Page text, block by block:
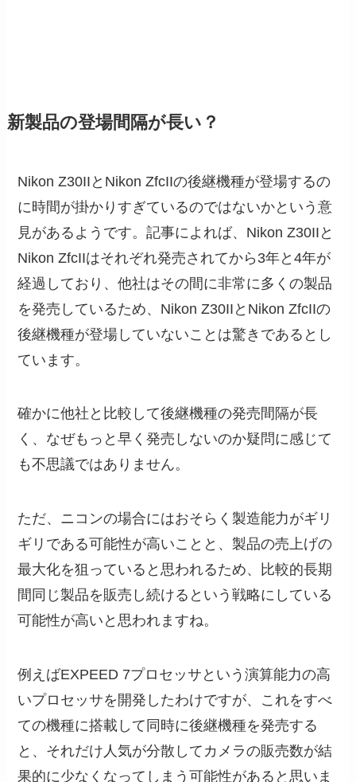
新製品の登場間隔が長い？
Nikon Z30IIとNikon ZfcIIの後継機種が登場するの
に時間が掛かりすぎているのではないかという意
見があるようです。記事によれば、Nikon Z30IIと
Nikon ZfcIIはそれぞれ発売されてから3年と4年が
経過しており、他社はその間に非常に多くの製品
を発売しているため、Nikon Z30IIとNikon ZfcIIの
後継機種が登場していないことは驚きであるとし
ています。
確かに他社と比較して後継機種の発売間隔が長
く、なぜもっと早く発売しないのか疑問に感じて
も不思議ではありません。
ただ、ニコンの場合にはおそらく製造能力がギリ
ギリである可能性が高いことと、製品の売上げの
最大化を狙っていると思われるため、比較的長期
間同じ製品を販売し続けるという戦略にしている
可能性が高いと思われますね。
例えばEXPEED 7プロセッサという演算能力の高
いプロセッサを開発したわけですが、これをすべ
ての機種に搭載して同時に後継機種を発売する
と、それだけ人気が分散してカメラの販売数が結
果的に少なくなってしまう可能性があると思いま